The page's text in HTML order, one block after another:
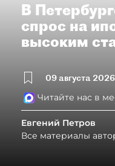
В
спрос на
высоким
09 августа 2026
Читайте нас в
Евгений Петров
Все материалы